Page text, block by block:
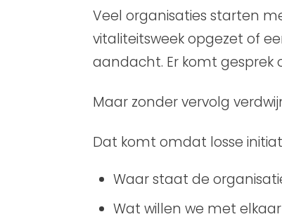
Veel organisaties starten
vitaliteitsweek opgezet of
aandacht. Er komt gesprek
Maar zonder vervolg
Dat komt omdat losse
Waar staat de
Wat willen we met